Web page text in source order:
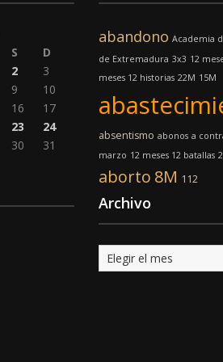
S
D
2
3
9
10
16
17
23
24
30
31
abandono Academia
de Extremadura 3x3 12
meses 12 historias 22M 15M
absentismo abonos a
marzo 12 meses 12 batallas
aborto 8M 112
Archivo
Archivo